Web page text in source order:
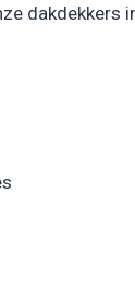
dakdekkers